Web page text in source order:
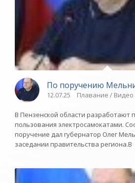
По поручению
12.07.25 Плавание /
В Пензенской области разработают
пользования электросамокатами.
поручение дал губернатор Олег
заседании правительства региона.В